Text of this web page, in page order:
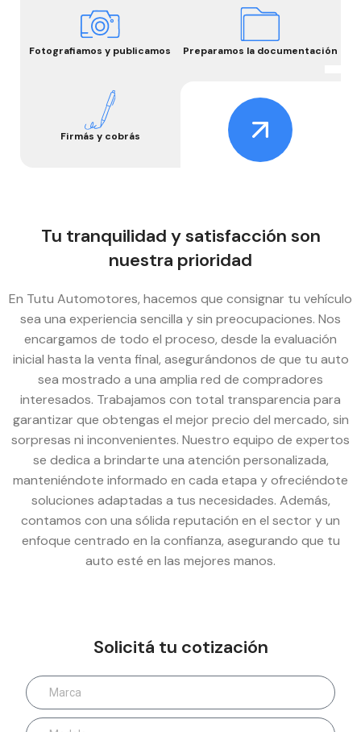
Fotografiamos y publicamos Preparamos la documentación
Firmás y cobrás
Tu tranquilidad y satisfacción son
nuestra prioridad
En Tutu Automotores, hacemos que consignar tu vehículo
sea una experiencia sencilla y sin preocupaciones. Nos
encargamos de todo el proceso, desde la evaluación
inicial hasta la venta final, asegurándonos de que tu auto
sea mostrado a una amplia red de compradores
interesados. Trabajamos con total transparencia para
garantizar que obtengas el mejor precio del mercado, sin
sorpresas ni inconvenientes. Nuestro equipo de expertos
se dedica a brindarte una atención personalizada,
manteniéndote informado en cada etapa y ofreciéndote
soluciones adaptadas a tus necesidades. Además,
contamos con una sólida reputación en el sector y un
enfoque centrado en la confianza, asegurando que tu
auto esté en las mejores manos.
Solicitá tu cotización